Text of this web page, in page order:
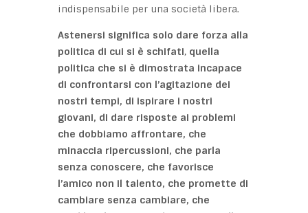
indispensabile per una società libera.
Astenersi significa solo dare forza alla
politica di cui si è schifati, quella
politica che si è dimostrata incapace
di confrontarsi con l’agitazione dei
nostri tempi, di ispirare i nostri
giovani, di dare risposte ai problemi
che dobbiamo affrontare, che
minaccia ripercussioni, che parla
senza conoscere, che favorisce
l’amico non il talento, che promette di
cambiare senza cambiare, che